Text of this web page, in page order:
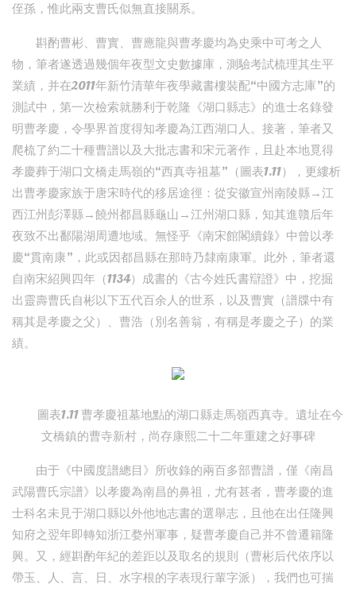
侄孫，惟此兩支曹氏似無直接關系。
斟酌曹彬、曹實、曹應龍與曹孝慶均為史乘中可考之人
物，筆者遂透過幾個年夜型文史數據庫，測驗考試梳理其生平
業績，并在2011年新竹清華年夜學藏書樓裝配“中國方志庫”的
測試中，第一次檢索就勝利于乾隆《湖口縣志》的進士名錄發
明曹孝慶，令學界首度得知孝慶為江西湖口人。接著，筆者又
爬梳了約二十種曹譜以及大批志書和宋元著作，且赴本地覓得
孝慶葬于湖口文橋走馬嶺的“西真寺祖墓”（圖表1.11），更縷析
出曹孝慶家族于唐宋時代的移居途徑：從安徽宣州南陵縣→江
西江州彭澤縣→饒州都昌縣龜山→江州湖口縣，知其進贛后年
夜致不出鄱陽湖周遭地域。無怪乎《南宋館閣續錄》中曾以孝
慶“貫南康”，此或因都昌縣在那時乃隸南康軍。此外，筆者還
自南宋紹興四年（1134）成書的《古今姓氏書辯證》中，挖掘
出靈壽曹氏自彬以下五代百余人的世系，以及曹實（譜牒中有
稱其是孝慶之父）、曹浩（別名善翁，有稱是孝慶之子）的業
績。
圖表1.11 曹孝慶祖墓地點的湖口縣走馬嶺西真寺。遺址在今
文橋鎮的曹寺新村，尚存康熙二十二年重建之好事碑
由于《中國度譜總目》所收錄的兩百多部曹譜，僅《南昌
武陽曹氏宗譜》以孝慶為南昌的鼻祖，尤有甚者，曹孝慶的進
士科名未見于湖口縣以外他地志書的選舉志，且他在出任隆興
知府之翌年即轉知浙江婺州軍事，疑曹孝慶自己并不曾遷籍隆
興。又，經斟酌年紀的差距以及取名的規則（曹彬后代依序以
帶玉、人、言、日、水字根的字表現行輩字派），我們也可揣